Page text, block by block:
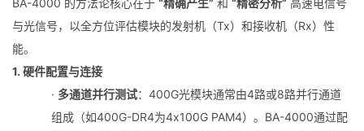
与光信号，以全方位评估模块的发射机（Tx）和接收机（Rx）性
能。
1. 硬件配置与连接
· 多通道并行测试：400G光模块通常由4路或8路并行通道
组成（如400G-DR4为4x100G PAM4）。BA-4000通过配